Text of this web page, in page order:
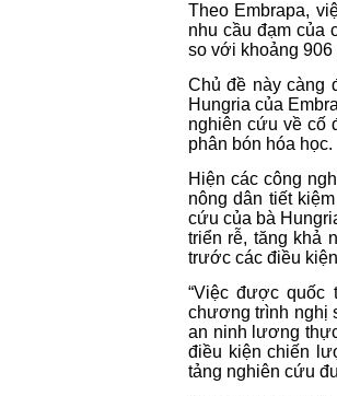
Theo Embrapa,
nhu cầu đạm của
so với khoảng 906
Chủ đề này càng
Hungria của
nghiên cứu về cố
phân bón hóa học.
Hiện các công
nông dân tiết
cứu của bà
triển rễ, tăng khả
trước các điều
“Việc được quốc
chương trình nghị
an ninh lương
điều kiện chiến
tảng nghiên cứu